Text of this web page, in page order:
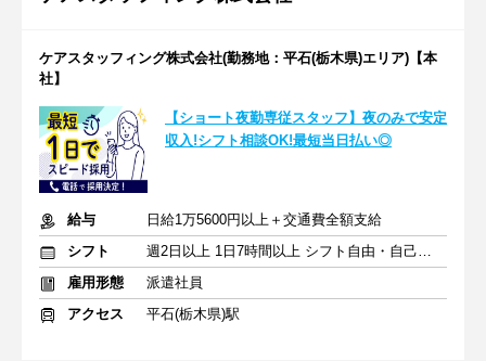
ケアスタッフィング株式会社(勤務地：平石(栃木県)エリア)【本
社】
【ショート夜勤専従スタッフ】夜のみで安定
収入!シフト相談OK!最短当日払い◎
給与
日給1万5600円以上＋交通費全額支給
シフト
週2日以上 1日7時間以上 シフト自由・自己申告
雇用形態
派遣社員
アクセス
平石(栃木県)駅